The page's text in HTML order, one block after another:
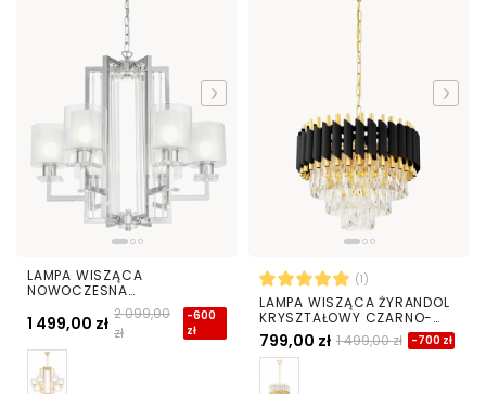
LAMPA WISZĄCA
NOWOCZESNA
CHROMOWANA MANHATTAN
1 499,00 zł 2 099,00
zł
-600
zł
(1)
LAMPA WISZĄCA ŻYRANDOL
KRYSZTAŁOWY CZARNO-
ZŁOTY MAZINI D40
799,00 zł 1 499,00 zł -700 zł